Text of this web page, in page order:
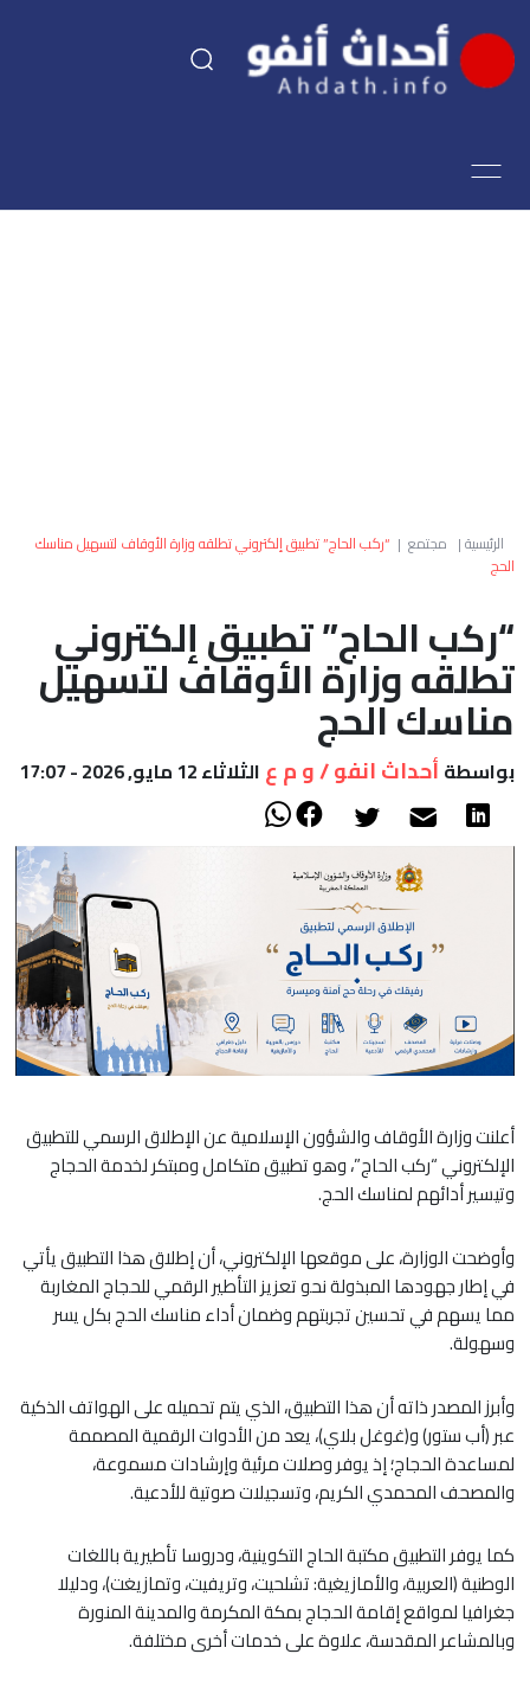
اقتصاد
العالم
الصحراء
الرئيسية| مجتمع | “ركب الحاج” تطبيق إلكتروني تطلقه وزارة الأوقاف لتسهيل مناسك
الحج
“ركب الحاج” تطبيق إلكتروني
تطلقه وزارة الأوقاف لتسهيل
مناسك الحج
بواسطة أحداث انفو / و م ع الثلاثاء 12 مايو, 2026 - 17:07
أعلنت وزارة الأوقاف والشؤون الإسلامية عن الإطلاق الرسمي للتطبيق
الإلكتروني “ركب الحاج”، وهو تطبيق متكامل ومبتكر لخدمة الحجاج
وتيسير أدائهم لمناسك الحج.
وأوضحت الوزارة، على موقعها الإلكتروني، أن إطلاق هذا التطبيق يأتي
في إطار جهودها المبذولة نحو تعزيز التأطير الرقمي للحجاج المغاربة
مما يسهم في تحسين تجربتهم وضمان أداء مناسك الحج بكل يسر
وسهولة.
وأبرز المصدر ذاته أن هذا التطبيق، الذي يتم تحميله على الهواتف الذكية
عبر (أب ستور) و(غوغل بلاي)، يعد من الأدوات الرقمية المصممة
لمساعدة الحجاج؛ إذ يوفر وصلات مرئية وإرشادات مسموعة،
والمصحف المحمدي الكريم، وتسجيلات صوتية للأدعية.
كما يوفر التطبيق مكتبة الحاج التكوينية، ودروسا تأطيرية باللغات
الوطنية (العربية، والأمازيغية: تشلحيت، وتريفيت، وتمازيغت)، ودليلا
جغرافيا لمواقع إقامة الحجاج بمكة المكرمة والمدينة المنورة
وبالمشاعر المقدسة، علاوة على خدمات أخرى مختلفة.